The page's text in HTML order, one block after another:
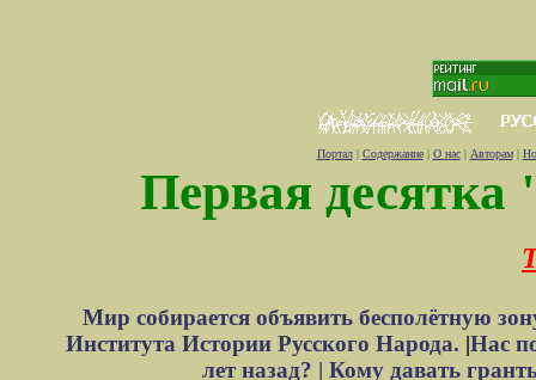
Портал| Содержание| О нас| Авторам|
Первая десятка
Мир собирается объявить бесполётную
Института Истории Русского Народа. |Нас
лет назад? | Кому давать